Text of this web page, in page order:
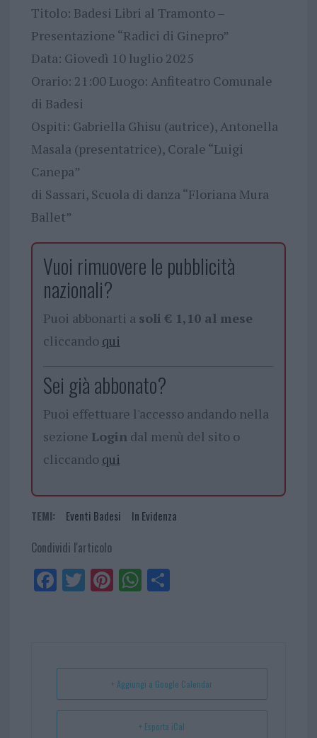
Titolo: Badesi Libri al Tramonto –
Presentazione “Radici di Ginepro”
Data: Giovedì 10 luglio 2025
Orario: 21:00 Luogo: Anfiteatro Comunale
di Badesi
Ospiti: Gabriella Ghisu (autrice), Antonella
Masala (presentatrice), Corale “Luigi
Canepa”
di Sassari, Scuola di danza “Floriana Mura
Ballet”
Vuoi rimuovere le pubblicità
nazionali?
Puoi abbonarti a soli € 1,10 al mese
cliccando qui
Sei già abbonato?
Puoi effettuare l'accesso andando nella
sezione Logindal menù del sito o
cliccando qui
TEMI: Eventi Badesi In Evidenza
Condividi l'articolo
Fa
ce
Tw
itt
Pi
nt
t
W
ha
p
Sh
+ Aggiungi a Google Calendar
+ Esporta iCal